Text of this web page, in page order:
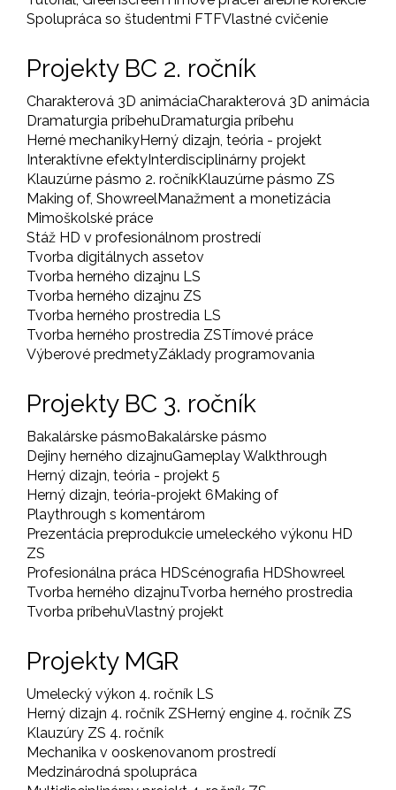
Spolupráca so študentmi FTFVlastné cvičenie
Projekty BC 2. ročník
Charakterová 3D animáciaCharakterová 3D animácia
Dramaturgia príbehuDramaturgia príbehu
Herné mechanikyHerný dizajn, teória - projekt
Interaktívne efektyInterdisciplinárny projekt
Klauzúrne pásmo 2. ročníkKlauzúrne pásmo ZS
Making of, ShowreelManažment a monetizácia
Mimoškolské práce
Stáž HD v profesionálnom prostredí
Tvorba digitálnych assetov
Tvorba herného dizajnu LS
Tvorba herného dizajnu ZS
Tvorba herného prostredia LS
Tvorba herného prostredia ZSTímové práce
Výberové predmetyZáklady programovania
Projekty BC 3. ročník
Bakalárske pásmoBakalárske pásmo
Dejiny herného dizajnuGameplay Walkthrough
Herný dizajn, teória - projekt 5
Herný dizajn, teória-projekt 6Making of
Playthrough s komentárom
Prezentácia preprodukcie umeleckého výkonu HD
ZS
Profesionálna práca HDScénografia HDShowreel
Tvorba herného dizajnuTvorba herného prostredia
Tvorba príbehuVlastný projekt
Projekty MGR
Umelecký výkon 4. ročník LS
Herný dizajn 4. ročník ZSHerný engine 4. ročník ZS
Klauzúry ZS 4. ročník
Mechanika v ooskenovanom prostredí
Medzinárodná spolupráca